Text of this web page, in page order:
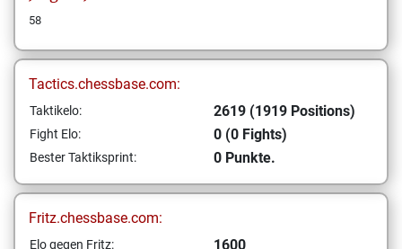
58
Tactics.chessbase.com:
Taktikelo: 2619 (1919 Positions)
Fight Elo: 0 (0 Fights)
Bester Taktiksprint: 0 Punkte.
Fritz.chessbase.com:
Elo gegen Fritz: 1600